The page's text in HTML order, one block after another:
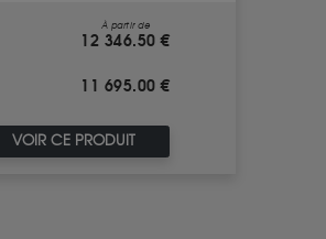
À partir de
12 346.50 €
11 695.00 €
VOIR CE PRODUIT